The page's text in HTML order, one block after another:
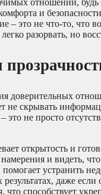
отношений,
и
– это не что-то, что
разорвать, но
не скрывать
не просто
открытость и
и видеть,
устранить
даже
что способствует